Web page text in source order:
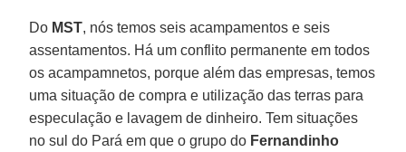
Do MST, nós temos seis acampamentos e seis
assentamentos. Há um conflito permanente em todos
os acampamnetos, porque além das empresas, temos
uma situação de compra e utilização das terras para
especulação e lavagem de dinheiro. Tem situações
no sul do Pará em que o grupo do Fernandinho